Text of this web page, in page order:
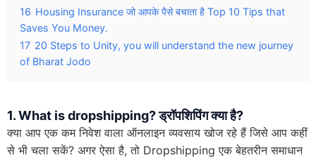
16 Housing Insurance जो आपके पैसे बचाता है Top 10 Tips that
Saves You Money.
17 20 Steps to Unity, you will understand the new journey
of Bharat Jodo
1. What is dropshipping? ड्रॉपशिपिंग क्या है?
क्या आप एक कम निवेश वाला ऑनलाइन व्यवसाय खोज रहे हैं जिसे आप कहीं
से भी चला सकें? अगर ऐसा है, तो Dropshipping एक बेहतरीन समाधान